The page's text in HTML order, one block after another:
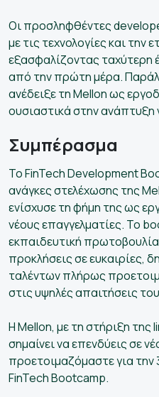
Οι προσληφθέντες
με τις τεχνολογίες και την
εξασφαλίζοντας ταχύτερη
από την πρώτη μέρα.
ανέδειξε τη Mellon ως
ουσιαστικά στην ανάπτυξη
Συμπέρασμα
Το FinTech Development
ανάγκες στελέχωσης της
ενίσχυσε τη φήμη της ως
νέους επαγγελματίες. Το
εκπαιδευτική
προκλήσεις σε ευκαιρίες,
ταλέντων πλήρως
στις υψηλές απαιτήσεις
Η Mellon, με τη στήριξη
σημαίνει να επενδύεις σε
προετοιμαζόμαστε για την
FinTech Bootcamp.